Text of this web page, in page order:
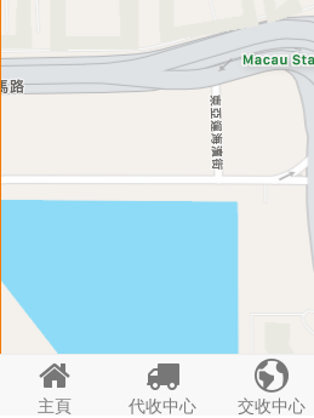

主頁

代收中心

交收中心